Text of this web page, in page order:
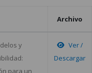
Archivo
y
para un
Ver /
Descargar